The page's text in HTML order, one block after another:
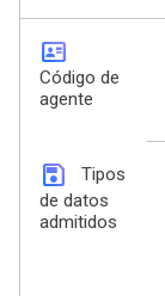
id_card
Código de
agente
save
Tipos
de datos
admitidos